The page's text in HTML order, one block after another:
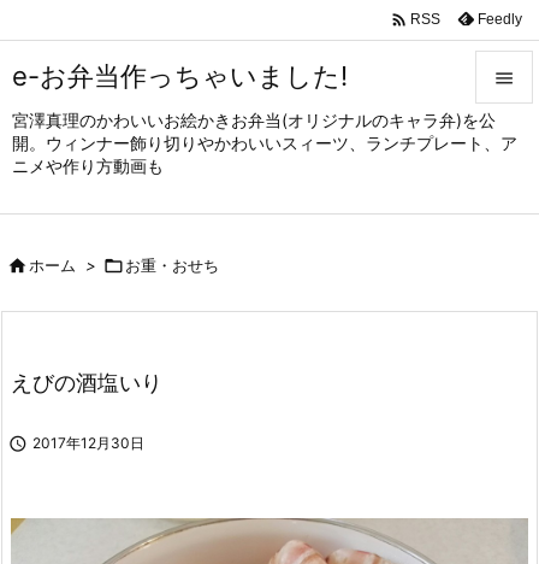
e-お弁当作っちゃいました!
宮澤真理のかわいいお絵かきお弁当(オリジナルのキャラ弁)を公
開。ウィンナー飾り切りやかわいいスィーツ、ランチプレート、ア
ニメや作り方動画も


メニュ
サイド

 RSS Feedly
ホーム > お重・おせち
えびの酒塩いり
 2017年12月30日